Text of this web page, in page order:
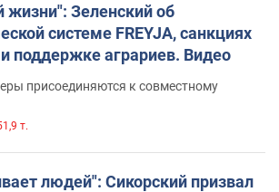
Зеленский об
системе FREYJA, санкциях
поддержке аграриев. Видео
присоединяются к совместному
т.
людей": Сикорский призвал